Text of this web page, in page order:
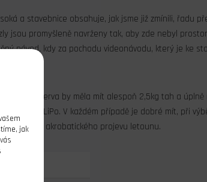
a stavebnice obsahuje, jak jsme již zmínili, řadu
jsou promyšleně navrženy tak, aby zde nebyl
návod, kdy za pochodu videonávodu, který je ke
V. Serva by měla mít alespoň 2,5kg tah a úplně
3S LiPo. V každém případě je dobré mít, při
akrobatického projevu letounu.
jak